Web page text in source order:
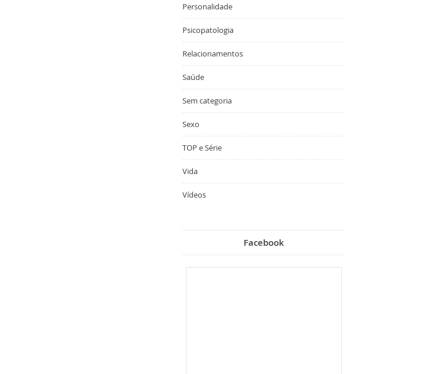
Personalidade
Psicopatologia
Relacionamentos
Saúde
Sem categoria
Sexo
TOP e Série
Vida
Vídeos
Facebook